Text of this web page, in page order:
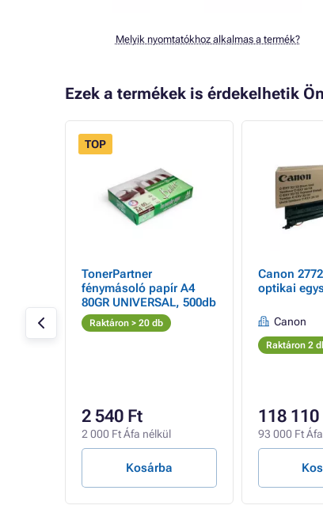
Melyik nyomtatókhoz alkalmas a termék?
Ezek a termékek is érdekelhetik
TOP
TonerPartner
fénymásoló papír A4
80GR UNIVERSAL, 500db
Raktáron > 20 db
2 540 Ft
2 000 Ft Áfa nélkül
Kosárba
Canon
optikai
Canon
Raktáron 2
118 110
93 000 Ft